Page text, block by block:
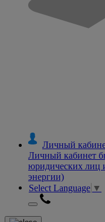
Личный
Личный кабинет
юридических
энергии)
Select Language ▼